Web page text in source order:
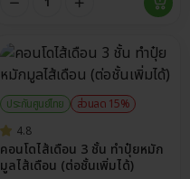
ประกันศูนย์ไทย
ส่วนลด 15%
4.8
คอนโดไส้เดือน 3 ชั้น ทำปุ๋ยหมัก
มูลไส้เดือน (ต่อชั้นเพิ่มได้)